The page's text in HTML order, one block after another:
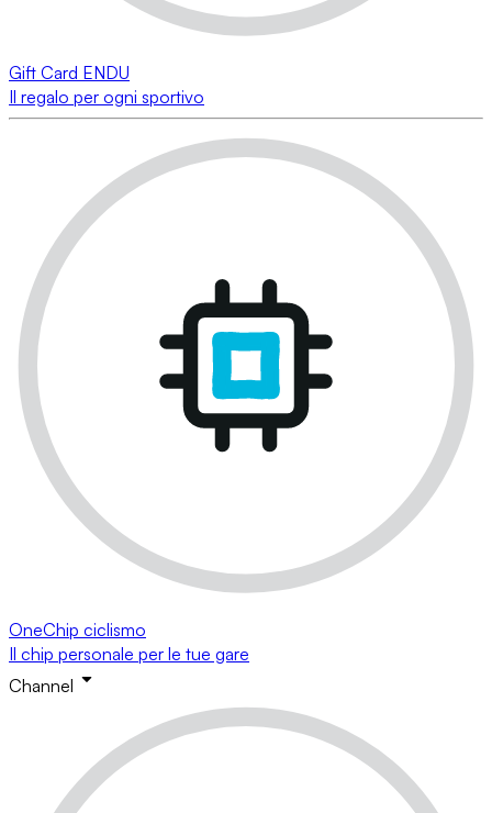
Gift Card ENDU
Il regalo per ogni sportivo
OneChip ciclismo
Il chip personale per le tue gare
Channel